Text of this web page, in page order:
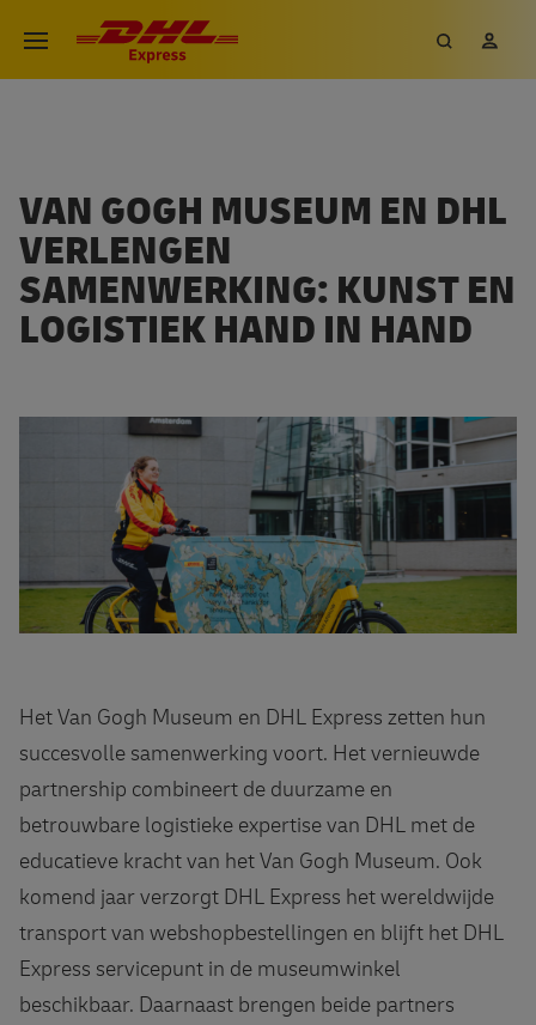
VAN GOGH MUSEUM EN DHL
VERLENGEN
SAMENWERKING: KUNST EN
LOGISTIEK HAND IN HAND
Het Van Gogh Museum en DHL Express zetten hun
succesvolle samenwerking voort. Het vernieuwde
partnership combineert de duurzame en
betrouwbare logistieke expertise van DHL met de
educatieve kracht van het Van Gogh Museum. Ook
komend jaar verzorgt DHL Express het wereldwijde
transport van webshopbestellingen en blijft het DHL
Express servicepunt in de museumwinkel
beschikbaar. Daarnaast brengen beide partners